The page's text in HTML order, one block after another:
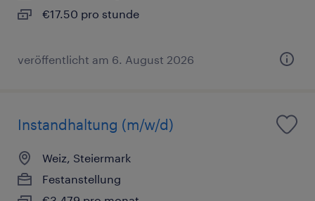
€17.50 pro stunde
veröffentlicht am 6. August 2026
Instandhaltung (m/w/d)
Weiz, Steiermark
Festanstellung